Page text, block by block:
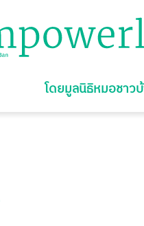
โดยมูลนิธิหมอชาว